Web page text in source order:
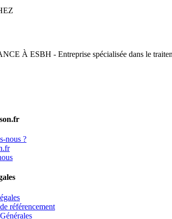
À ESBH - Entreprise spécialisée dans le
nous ?
référencement